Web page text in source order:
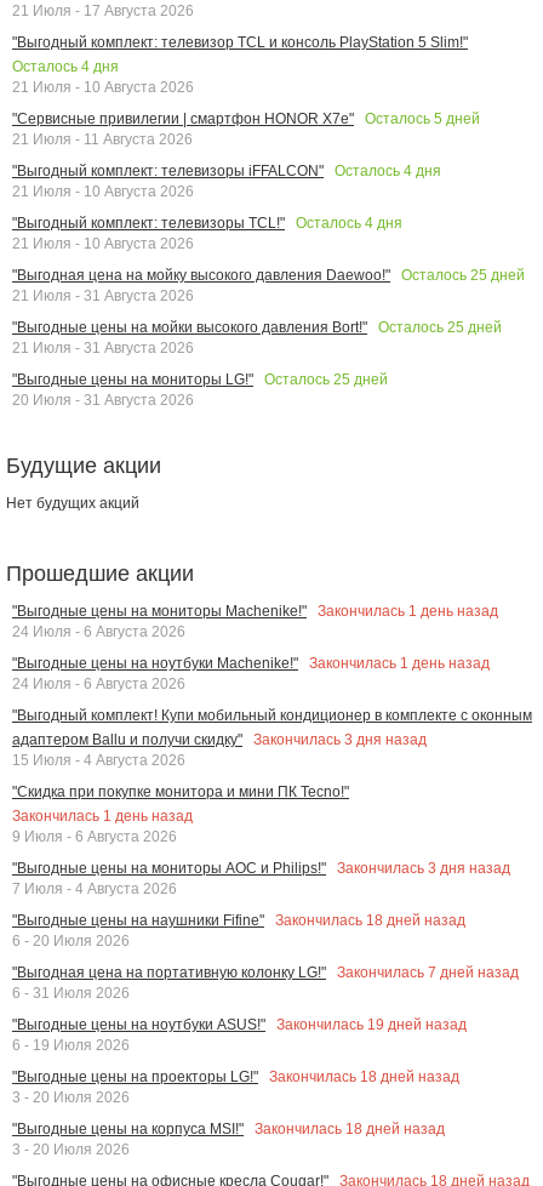
21 Июля - 17 Августа 2026
"Выгодный комплект: телевизор TCL и консоль PlayStation 5 Slim!"
Осталось 4 дня
21 Июля - 10 Августа 2026
"Сервисные привилегии | смартфон HONOR X7e"
Осталось 5 дней
21 Июля - 11 Августа 2026
"Выгодный комплект: телевизоры iFFALCON"
Осталось 4 дня
21 Июля - 10 Августа 2026
"Выгодный комплект: телевизоры TCL!"
Осталось 4 дня
21 Июля - 10 Августа 2026
"Выгодная цена на мойку высокого давления Daewoo!"
Осталось 25 дней
21 Июля - 31 Августа 2026
"Выгодные цены на мойки высокого давления Bort!"
Осталось 25 дней
21 Июля - 31 Августа 2026
"Выгодные цены на мониторы LG!"
Осталось 25 дней
20 Июля - 31 Августа 2026
Будущие акции
Нет будущих акций
Прошедшие акции
"Выгодные цены на мониторы Machenike!" Закончилась 1 день назад
24 Июля - 6 Августа 2026
"Выгодные цены на ноутбуки Machenike!"
Закончилась 1 день назад
24 Июля - 6 Августа 2026
"Выгодный комплект! Купи мобильный кондиционер в комплекте с оконным
адаптером Ballu и получи скидку"
Закончилась 3 дня назад
15 Июля - 4 Августа 2026
"Скидка при покупке монитора и мини ПК Tecno!"
Закончилась 1 день назад
9 Июля - 6 Августа 2026
"Выгодные цены на мониторы AOC и Philips!"
Закончилась 3 дня назад
7 Июля - 4 Августа 2026
"Выгодные цены на наушники Fifine"
Закончилась 18 дней назад
6 - 20 Июля 2026
"Выгодная цена на портативную колонку LG!"
Закончилась 7 дней назад
6 - 31 Июля 2026
"Выгодные цены на ноутбуки ASUS!"
Закончилась 19 дней назад
6 - 19 Июля 2026
"Выгодные цены на проекторы LG!"
Закончилась 18 дней назад
3 - 20 Июля 2026
"Выгодные цены на корпуса MSI!"
Закончилась 18 дней назад
3 - 20 Июля 2026
"Выгодные цены на офисные кресла Cougar!"
Закончилась 18 дней назад